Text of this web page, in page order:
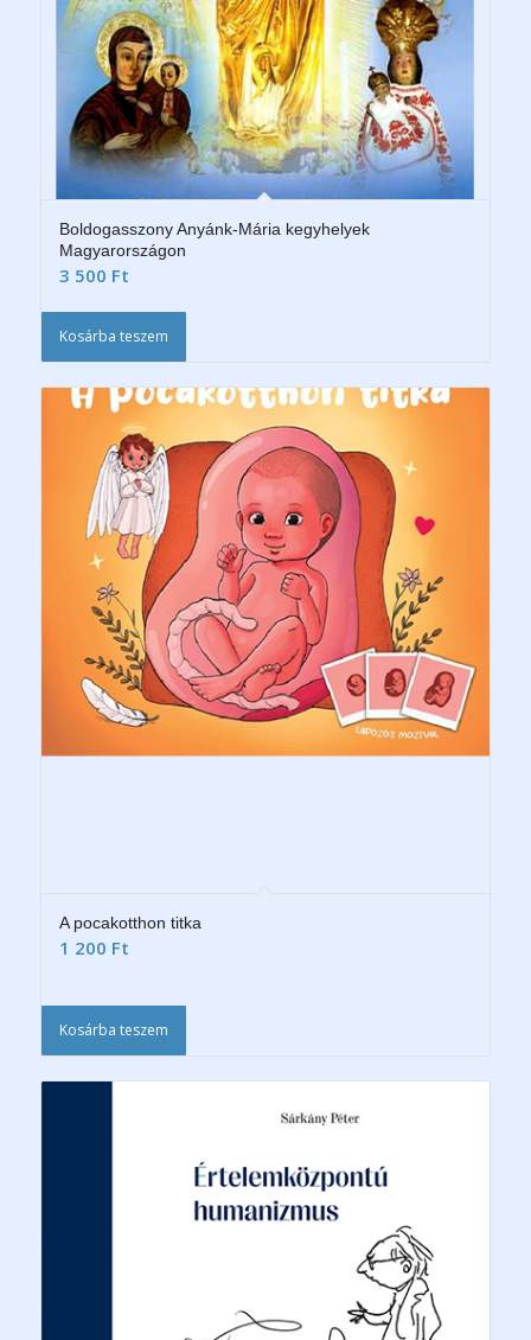
Boldogasszony Anyánk-Mária kegyhelyek
Magyarországon
3 500 Ft
Kosárba teszem
A pocakotthon titka
1 200 Ft
Kosárba teszem